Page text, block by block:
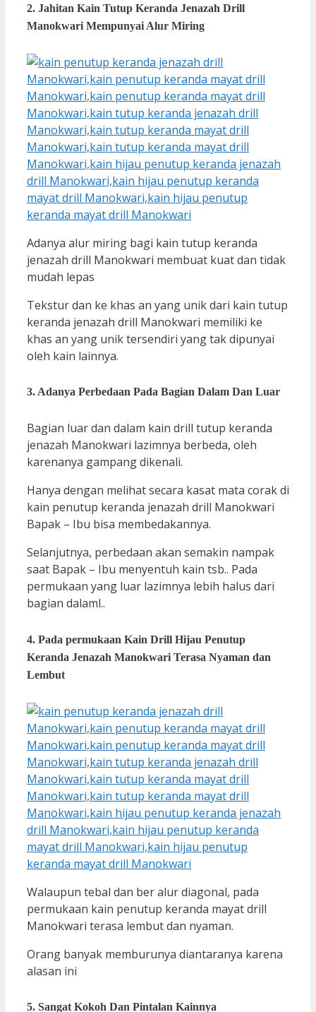
2. Jahitan Kain Tutup Keranda Jenazah Drill
Manokwari Mempunyai Alur Miring
Adanya alur miring bagi kain tutup keranda
jenazah drill Manokwari membuat kuat dan tidak
mudah lepas
Tekstur dan ke khas an yang unik dari kain tutup
keranda jenazah drill Manokwari memiliki ke
khas an yang unik tersendiri yang tak dipunyai
oleh kain lainnya.
3. Adanya Perbedaan Pada Bagian Dalam Dan Luar
Bagian luar dan dalam kain drill tutup keranda
jenazah Manokwari lazimnya berbeda, oleh
karenanya gampang dikenali.
Hanya dengan melihat secara kasat mata corak di
kain penutup keranda jenazah drill Manokwari
Bapak – Ibu bisa membedakannya.
Selanjutnya, perbedaan akan semakin nampak
saat Bapak – Ibu menyentuh kain tsb.. Pada
permukaan yang luar lazimnya lebih halus dari
bagian dalaml..
4. Pada permukaan Kain Drill Hijau Penutup
Keranda Jenazah Manokwari Terasa Nyaman dan
Lembut
Walaupun tebal dan ber alur diagonal, pada
permukaan kain penutup keranda mayat drill
Manokwari terasa lembut dan nyaman.
Orang banyak memburunya diantaranya karena
alasan ini
5. Sangat Kokoh Dan Pintalan Kainnya